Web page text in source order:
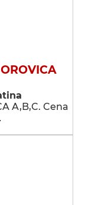
A,B,C. Cena